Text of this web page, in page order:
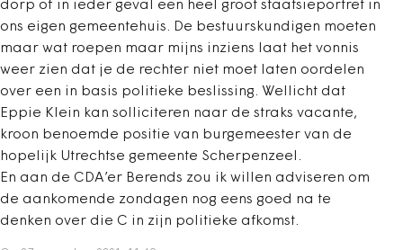
dorp of in ieder geval een heel groot staatsieportret in
ons eigen gemeentehuis. De bestuurskundigen moeten
maar wat roepen maar mijns inziens laat het vonnis
weer zien dat je de rechter niet moet laten oordelen
over een in basis politieke beslissing. Wellicht dat
Eppie Klein kan solliciteren naar de straks vacante,
kroon benoemde positie van burgemeester van de
hopelijk Utrechtse gemeente Scherpenzeel.
En aan de CDA’er Berends zou ik willen adviseren om
de aankomende zondagen nog eens goed na te
denken over die C in zijn politieke afkomst.